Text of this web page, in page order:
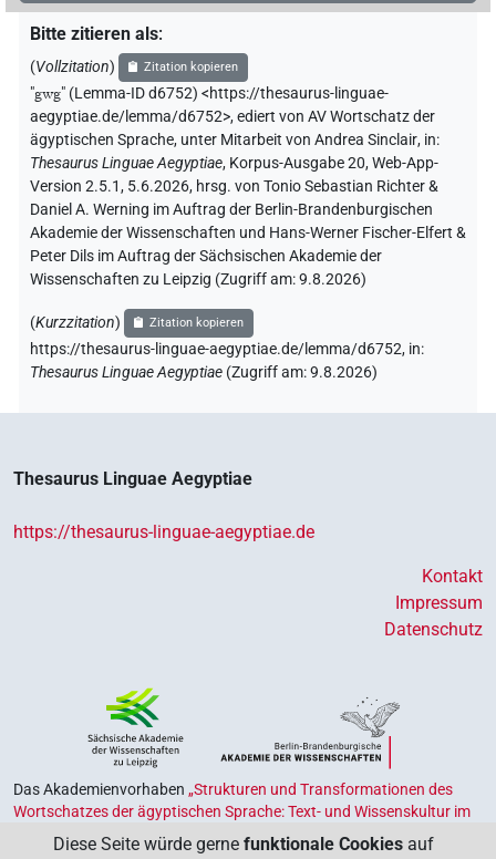
Bitte zitieren als:
(Vollzitation) Zitation kopieren
"gwg" (Lemma-ID d6752) <https://thesaurus-linguae-
aegyptiae.de/lemma/d6752>,ediert von AV Wortschatz der
ägyptischen Sprache, unter Mitarbeit von Andrea Sinclair, in:
Thesaurus Linguae Aegyptiae, Korpus-Ausgabe 20, Web-App-
Version 2.5.1, 5.6.2026, hrsg. von Tonio Sebastian Richter &
Daniel A. Werning im Auftrag der Berlin-Brandenburgischen
Akademie der Wissenschaften und Hans-Werner Fischer-Elfert &
Peter Dils im Auftrag der Sächsischen Akademie der
Wissenschaften zu Leipzig (Zugriff am:9.8.2026)
(Kurzzitation) Zitation kopieren
https://thesaurus-linguae-aegyptiae.de/lemma/d6752, in:
Thesaurus Linguae Aegyptiae (Zugriff am:9.8.2026)
Thesaurus Linguae Aegyptiae
https://thesaurus-linguae-aegyptiae.de
Kontakt
Impressum
Datenschutz
Das Akademienvorhaben „Strukturen und Transformationen des
Wortschatzes der ägyptischen Sprache: Text- und Wissenskultur im
Alten Ägypten‟
ist Teil des von Bund und Ländern geförderten
Diese Seite würde gerne funktionale Cookies auf